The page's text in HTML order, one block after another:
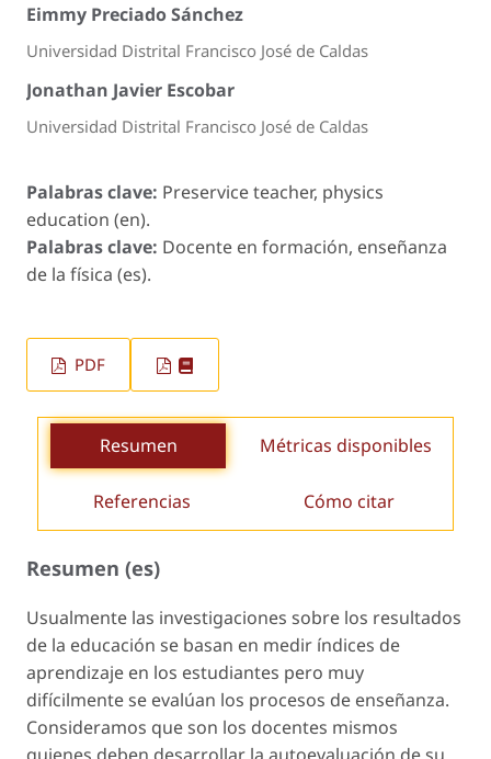
Eimmy Preciado Sánchez
Universidad Distrital Francisco José de Caldas
Jonathan Javier Escobar
Universidad Distrital Francisco José de Caldas
Palabras clave: Preservice teacher, physics
education (en).
Palabras clave: Docente en formación, enseñanza
de la física (es).
PDF
Resumen Métricas disponibles
Referencias Cómo citar
Resumen (es)
Usualmente las investigaciones sobre los resultados
de la educación se basan en medir índices de
aprendizaje en los estudiantes pero muy
difícilmente se evalúan los procesos de enseñanza.
Consideramos que son los docentes mismos